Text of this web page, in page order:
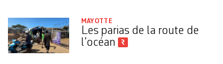
MAYOTTE
Les parias de la route de
l’océan